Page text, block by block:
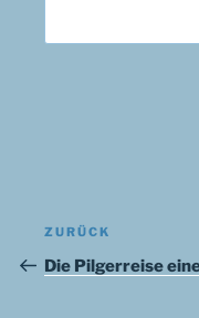
Vorheriger
Beitrag
ZURÜCK
Die Pilgerreise